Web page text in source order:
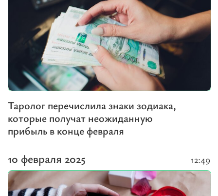
Таролог перечислила знаки зодиака,
которые получат неожиданную
прибыль в конце февраля
10 февраля 2025 12:49